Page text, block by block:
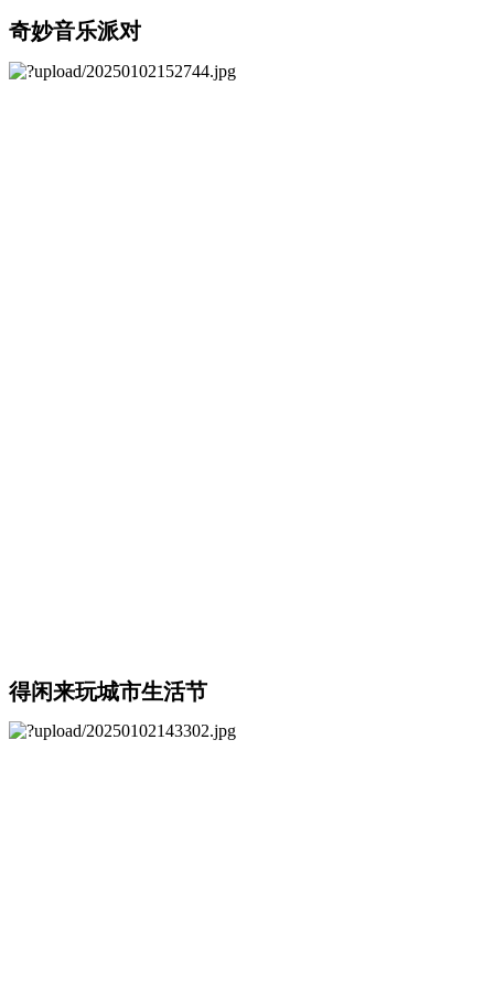
奇妙音乐派对
得闲来玩城市生活节